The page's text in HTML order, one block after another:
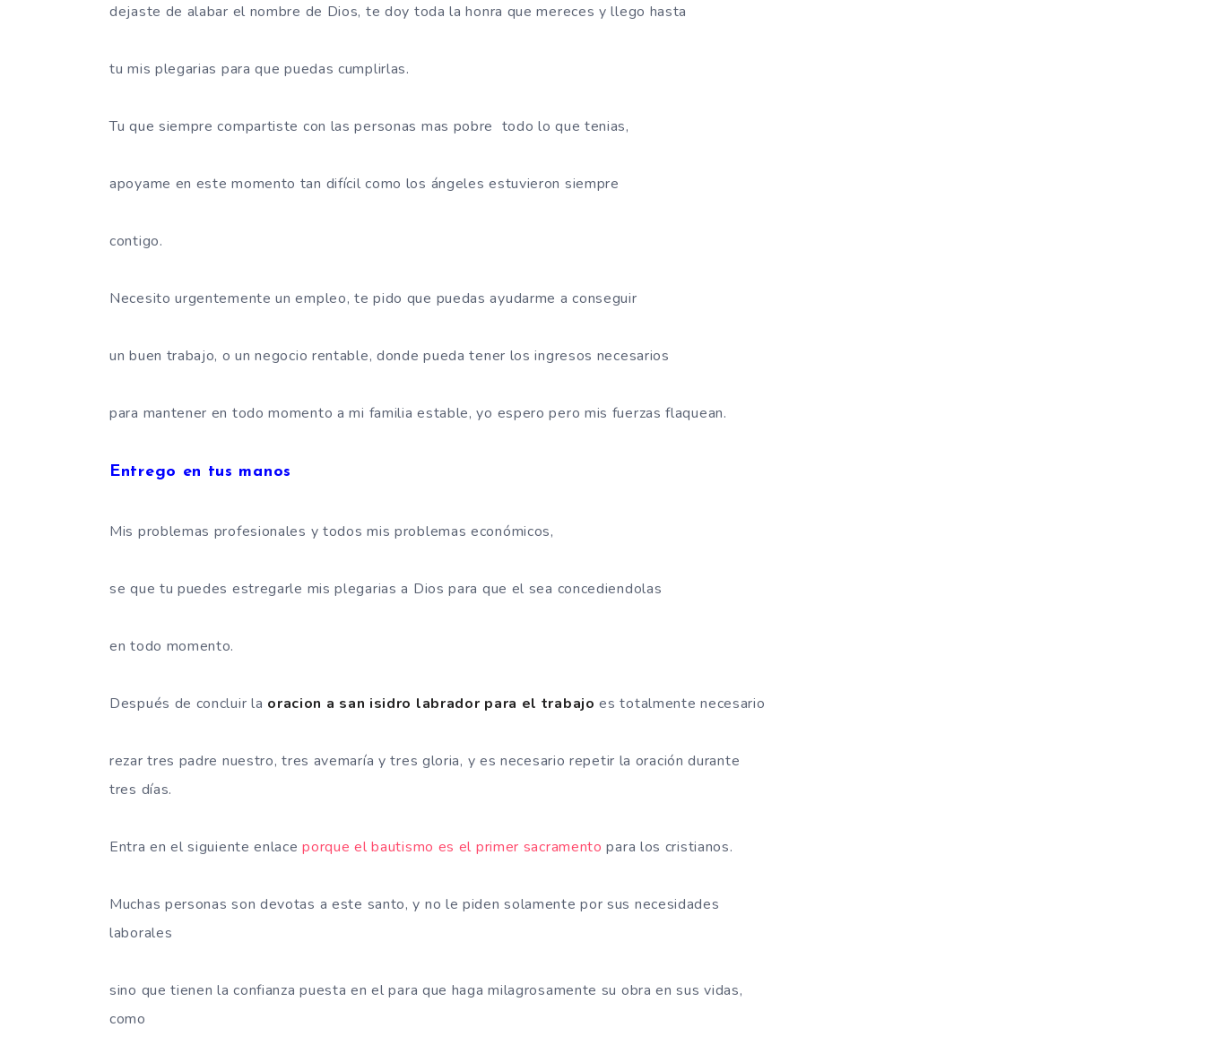
dejaste de alabar el nombre de Dios, te doy toda la honra que mereces y llego hasta
tu mis plegarias para que puedas cumplirlas.
Tu que siempre compartiste con las personas mas pobre todo lo que tenias,
apoyame en este momento tan difícil como los ángeles estuvieron siempre
contigo.
Necesito urgentemente un empleo, te pido que puedas ayudarme a conseguir
un buen trabajo, o un negocio rentable, donde pueda tener los ingresos necesarios
para mantener en todo momento a mi familia estable, yo espero pero mis fuerzas flaquean.
Entrego en tus manos
Mis problemas profesionales y todos mis problemas económicos,
se que tu puedes estregarle mis plegarias a Dios para que el sea concediendolas
en todo momento.
Después de concluir la oracion a san isidro labrador para el trabajoes totalmente necesario
rezar tres padre nuestro, tres avemaría y tres gloria, y es necesario repetir la oración durante
tres días.
Entra en el siguiente enlaceporque el bautismo es el primer sacramento para los cristianos.
Muchas personas son devotas a este santo, y no le piden solamente por sus necesidades
laborales
sino que tienen la confianza puesta en el para que haga milagrosamente su obra en sus vidas,
como